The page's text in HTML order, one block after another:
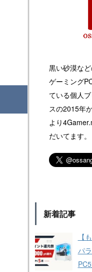
黒い砂漠など
ゲーミング
ている個人
スの2015年
より
だいてます。
新着記事
【
パ